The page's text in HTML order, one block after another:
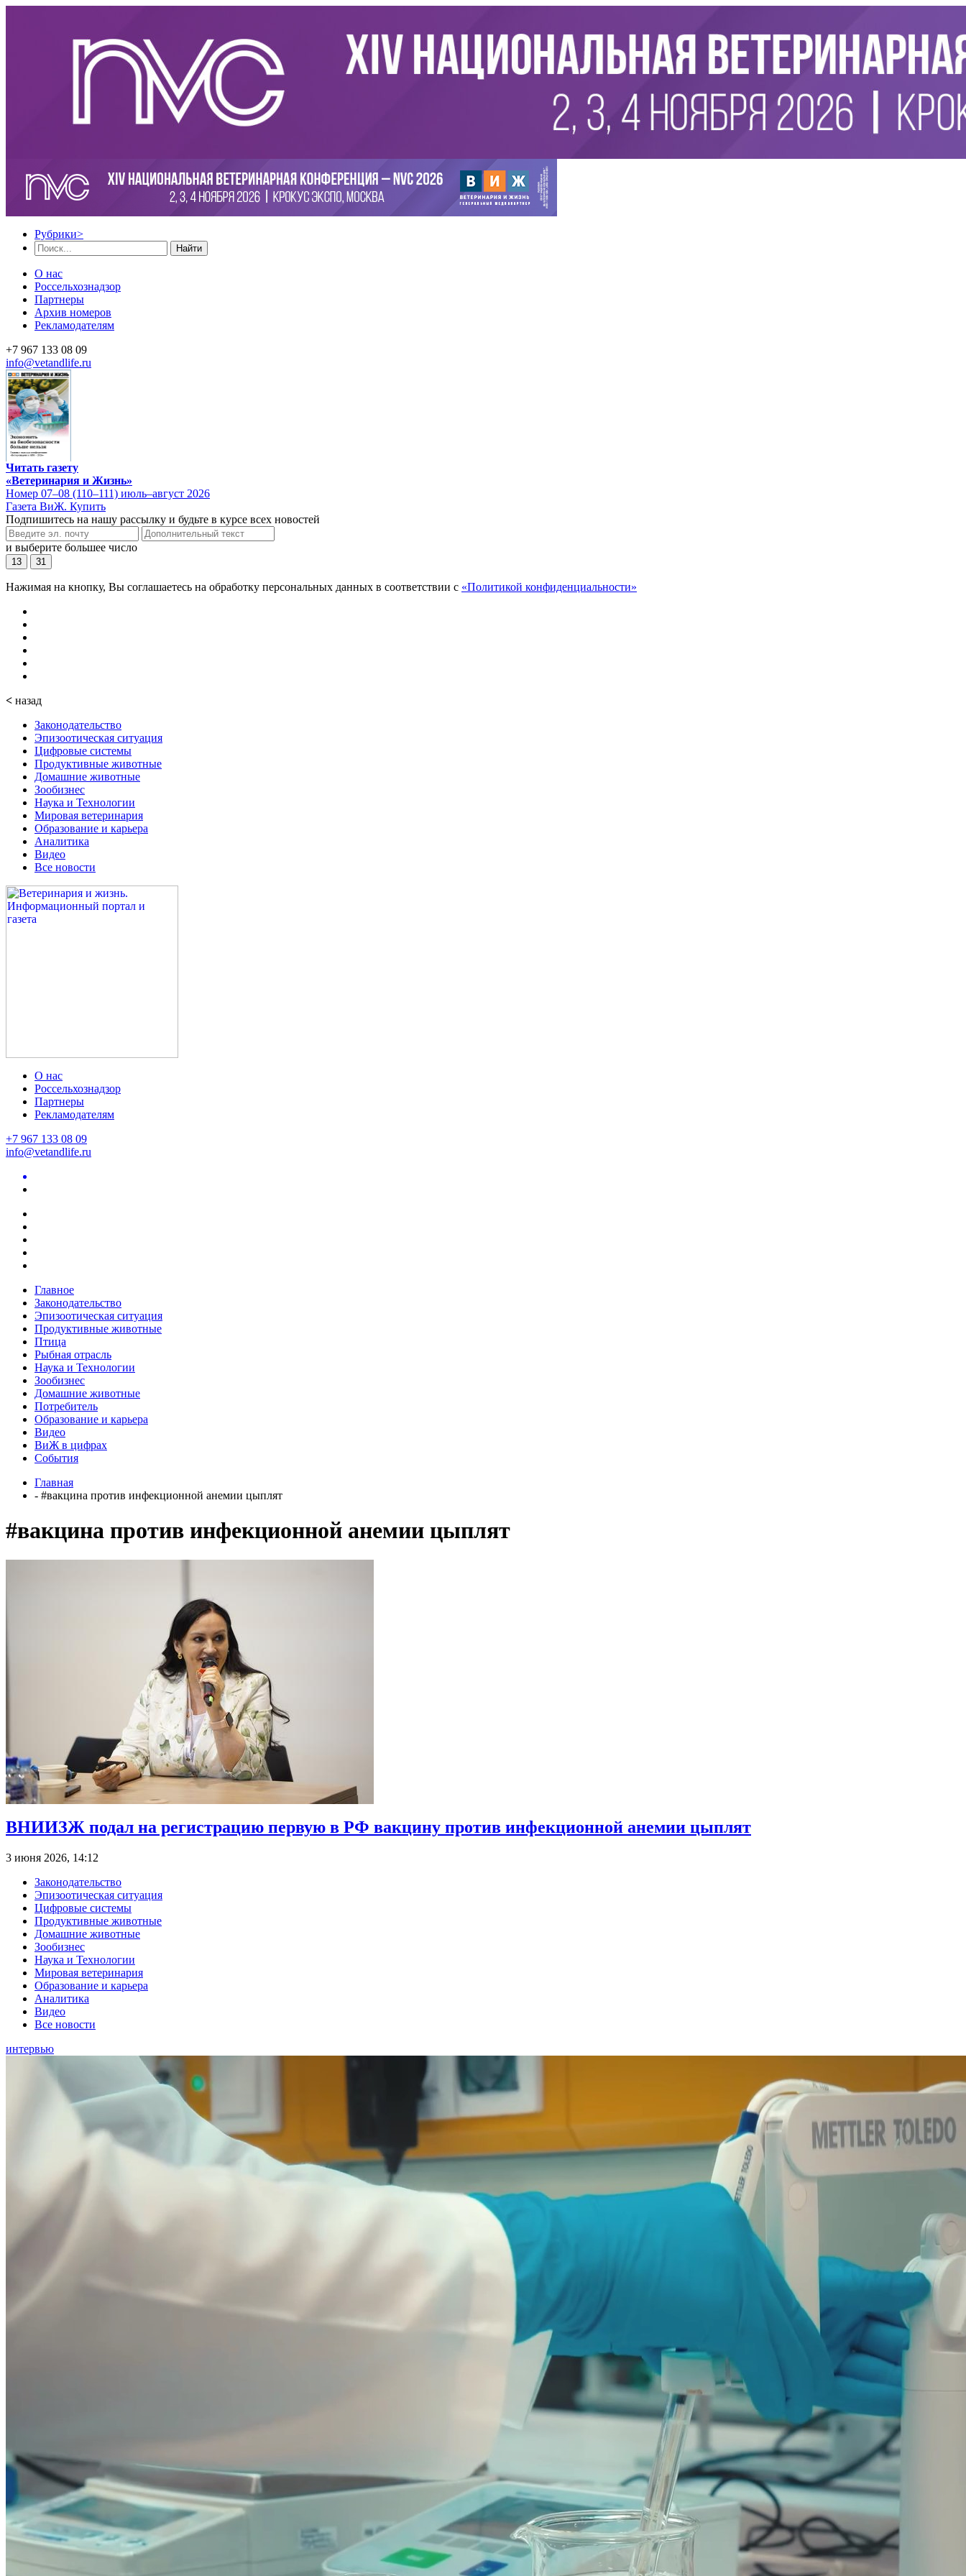
Рубрики>
Найти
О нас
Россельхознадзор
Партнеры
Архив номеров
Рекламодателям
+7 967 133 08 09
info@vetandlife.ru
Читать газету
«Ветеринария и Жизнь»
Номер 07–08 (110–111) июль–август 2026
Газета ВиЖ. Купить
Подпишитесь на нашу рассылку и будьте в курсе всех новостей
и выберите большее число
13 31
Нажимая на кнопку, Вы соглашаетесь на обработку персональных данных в соответствии с «Политикой конфиденциальности»
< назад
Законодательство
Эпизоотическая ситуация
Цифровые системы
Продуктивные животные
Домашние животные
Зообизнес
Наука и Технологии
Мировая ветеринария
Образование и карьера
Аналитика
Видео
Все новости
О нас
Россельхознадзор
Партнеры
Рекламодателям
+7 967 133 08 09
info@vetandlife.ru
Главное
Законодательство
Эпизоотическая ситуация
Продуктивные животные
Птица
Рыбная отрасль
Наука и Технологии
Зообизнес
Домашние животные
Потребитель
Образование и карьера
Видео
ВиЖ в цифрах
События
Главная
- #вакцина против инфекционной анемии цыплят
#вакцина против инфекционной анемии цыплят
ВНИИЗЖ подал на регистрацию первую в РФ вакцину против инфекционной анемии цыплят
3 июня 2026, 14:12
Законодательство
Эпизоотическая ситуация
Цифровые системы
Продуктивные животные
Домашние животные
Зообизнес
Наука и Технологии
Мировая ветеринария
Образование и карьера
Аналитика
Видео
Все новости
интервью